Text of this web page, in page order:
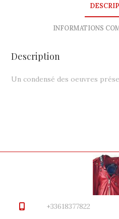
INFORMATIONS
Description
Un condensé des oeuvres
+33618377822